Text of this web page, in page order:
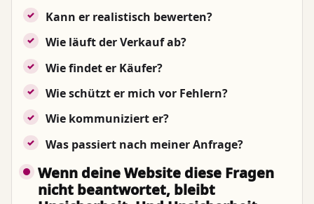
Kann er realistisch bewerten?
Wie läuft der Verkauf ab?
Wie findet er Käufer?
Wie schützt er mich vor Fehlern?
Wie kommuniziert er?
Was passiert nach meiner Anfrage?
Wenn deine Website diese Fragen
nicht beantwortet, bleibt